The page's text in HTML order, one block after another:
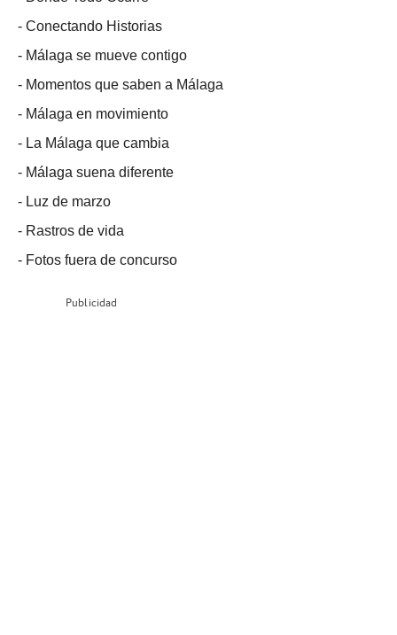
- Conectando Historias
- Málaga se mueve contigo
- Momentos que saben a Málaga
- Málaga en movimiento
- La Málaga que cambia
- Málaga suena diferente
- Luz de marzo
- Rastros de vida
- Fotos fuera de concurso
Publicidad